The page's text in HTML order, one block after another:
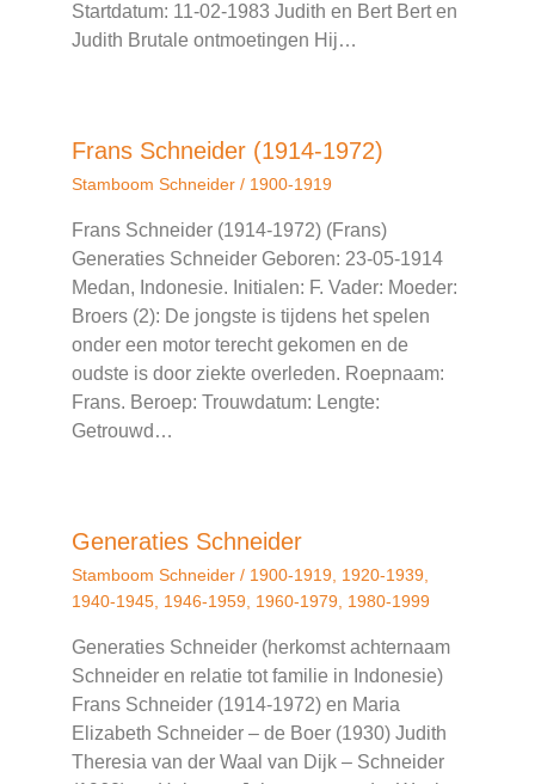
Startdatum: 11-02-1983 Judith en Bert Bert en
Judith Brutale ontmoetingen Hij…
Frans Schneider (1914-1972)
Stamboom Schneider / 1900-1919
Frans Schneider (1914-1972) (Frans)
Generaties Schneider Geboren: 23-05-1914
Medan, Indonesie. Initialen: F. Vader: Moeder:
Broers (2): De jongste is tijdens het spelen
onder een motor terecht gekomen en de
oudste is door ziekte overleden. Roepnaam:
Frans. Beroep: Trouwdatum: Lengte:
Getrouwd…
Generaties Schneider
Stamboom Schneider / 1900-1919, 1920-1939,
1940-1945, 1946-1959, 1960-1979, 1980-1999
Generaties Schneider (herkomst achternaam
Schneider en relatie tot familie in Indonesie)
Frans Schneider (1914-1972) en Maria
Elizabeth Schneider – de Boer (1930) Judith
Theresia van der Waal van Dijk – Schneider